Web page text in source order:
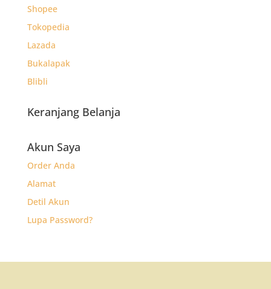
Shopee
Tokopedia
Lazada
Bukalapak
Blibli
Keranjang Belanja
Akun Saya
Order Anda
Alamat
Detil Akun
Lupa Password?